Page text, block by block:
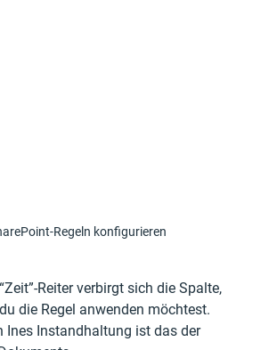
Regeln konfigurieren
Reiter verbirgt sich die Spalte,
die Regel anwenden möchtest.
Ines Instandhaltung ist das der